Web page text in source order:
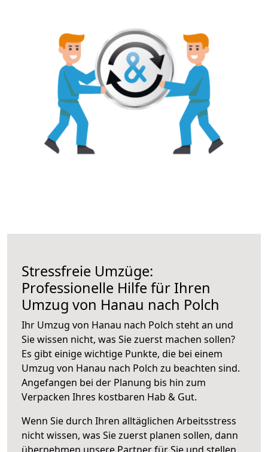
Stressfreie Umzüge:
Professionelle Hilfe für Ihren
Umzug von Hanau nach Polch
Ihr Umzug von Hanau nach Polch steht an und
Sie wissen nicht, was Sie zuerst machen sollen?
Es gibt einige wichtige Punkte, die bei einem
Umzug von Hanau nach Polch zu beachten sind.
Angefangen bei der Planung bis hin zum
Verpacken Ihres kostbaren Hab & Gut.
Wenn Sie durch Ihren alltäglichen Arbeitsstress
nicht wissen, was Sie zuerst planen sollen, dann